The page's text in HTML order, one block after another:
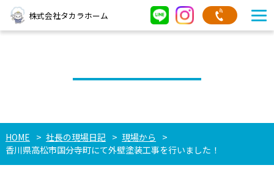
株式会社タカラホーム
HOME 社長の現場日記
現場から
香川県高松市国分寺町にて外壁塗装工事を行いました！